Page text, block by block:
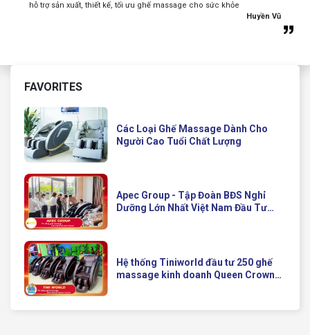
hỗ trợ sản xuất, thiết kế, tối ưu ghế massage cho sức khỏe
Huyền Vũ
FAVORITES
Các Loại Ghế Massage Dành Cho
Người Cao Tuổi Chất Lượng
Apec Group - Tập Đoàn BĐS Nghỉ
Dưỡng Lớn Nhất Việt Nam Đầu Tư
Hệ thống Tiniworld đầu tư 250 ghế
massage kinh doanh Queen Crown